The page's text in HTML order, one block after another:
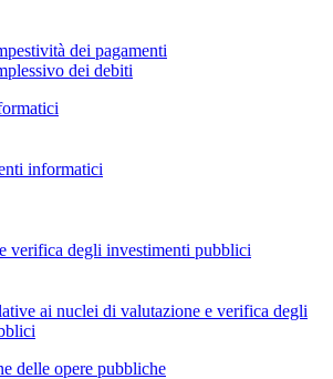
dei pagamenti
dei debiti
informatici
verifica degli investimenti pubblici
ai nuclei di valutazione e verifica degli
delle opere pubbliche